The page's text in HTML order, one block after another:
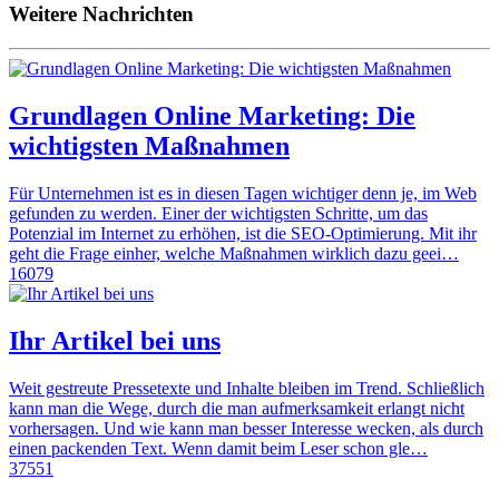
Weitere Nachrichten
Grundlagen Online Marketing: Die
wichtigsten Maßnahmen
Für Unternehmen ist es in diesen Tagen wichtiger denn je, im Web
gefunden zu werden. Einer der wichtigsten Schritte, um das
Potenzial im Internet zu erhöhen, ist die SEO-Optimierung. Mit ihr
geht die Frage einher, welche Maßnahmen wirklich dazu geei…
16079
Ihr Artikel bei uns
Weit gestreute Pressetexte und Inhalte bleiben im Trend. Schließlich
kann man die Wege, durch die man aufmerksamkeit erlangt nicht
vorhersagen. Und wie kann man besser Interesse wecken, als durch
einen packenden Text. Wenn damit beim Leser schon gle…
37551